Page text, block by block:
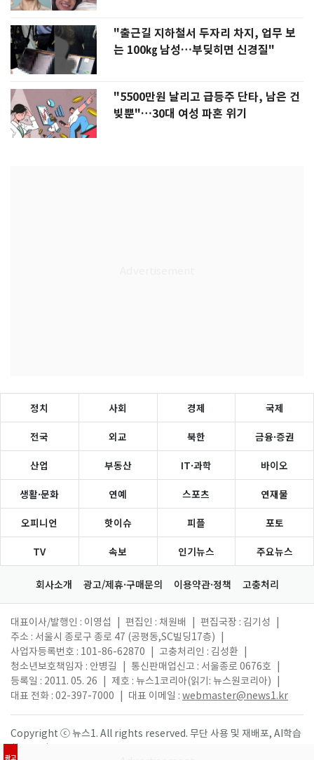
"출근길 지하철서 두자리 차지, 업무 보
는 100㎏ 남성…부딪히면 신경질"
"5500만원 날리고 급등주 단타, 남은 건
빚뿐"…30대 여성 파혼 위기
광고
정치 사회 경제 국제
전국 외교 북한 금융·증권
산업 부동산 IT·과학 바이오
생활·문화 연예 스포츠 연재물
오피니언 핫이슈 피플 포토
TV 속보 인기뉴스 주요뉴스
회사소개 광고/제휴·구매문의 이용약관·정책 고충처리
대표이사/발행인 : 이영섭 편집인 : 채원배 편집국장 : 김기성
주소 : 서울시 종로구 종로 47 (공평동,SC빌딩17층)
사업자등록번호 : 101-86-62870
고충처리인 : 김성환
청소년보호책임자 : 안병길
통신판매업신고 : 서울종로 0676호
등록일 : 2011. 05. 26
제호 : 뉴스1코리아(읽기: 뉴스원코리아)
대표 전화 : 02-397-7000
대표 이메일 : webmaster@news1.kr
Copyright ⓒ 뉴스1. All rights reserved. 무단 사용 및 재배포, AI학습